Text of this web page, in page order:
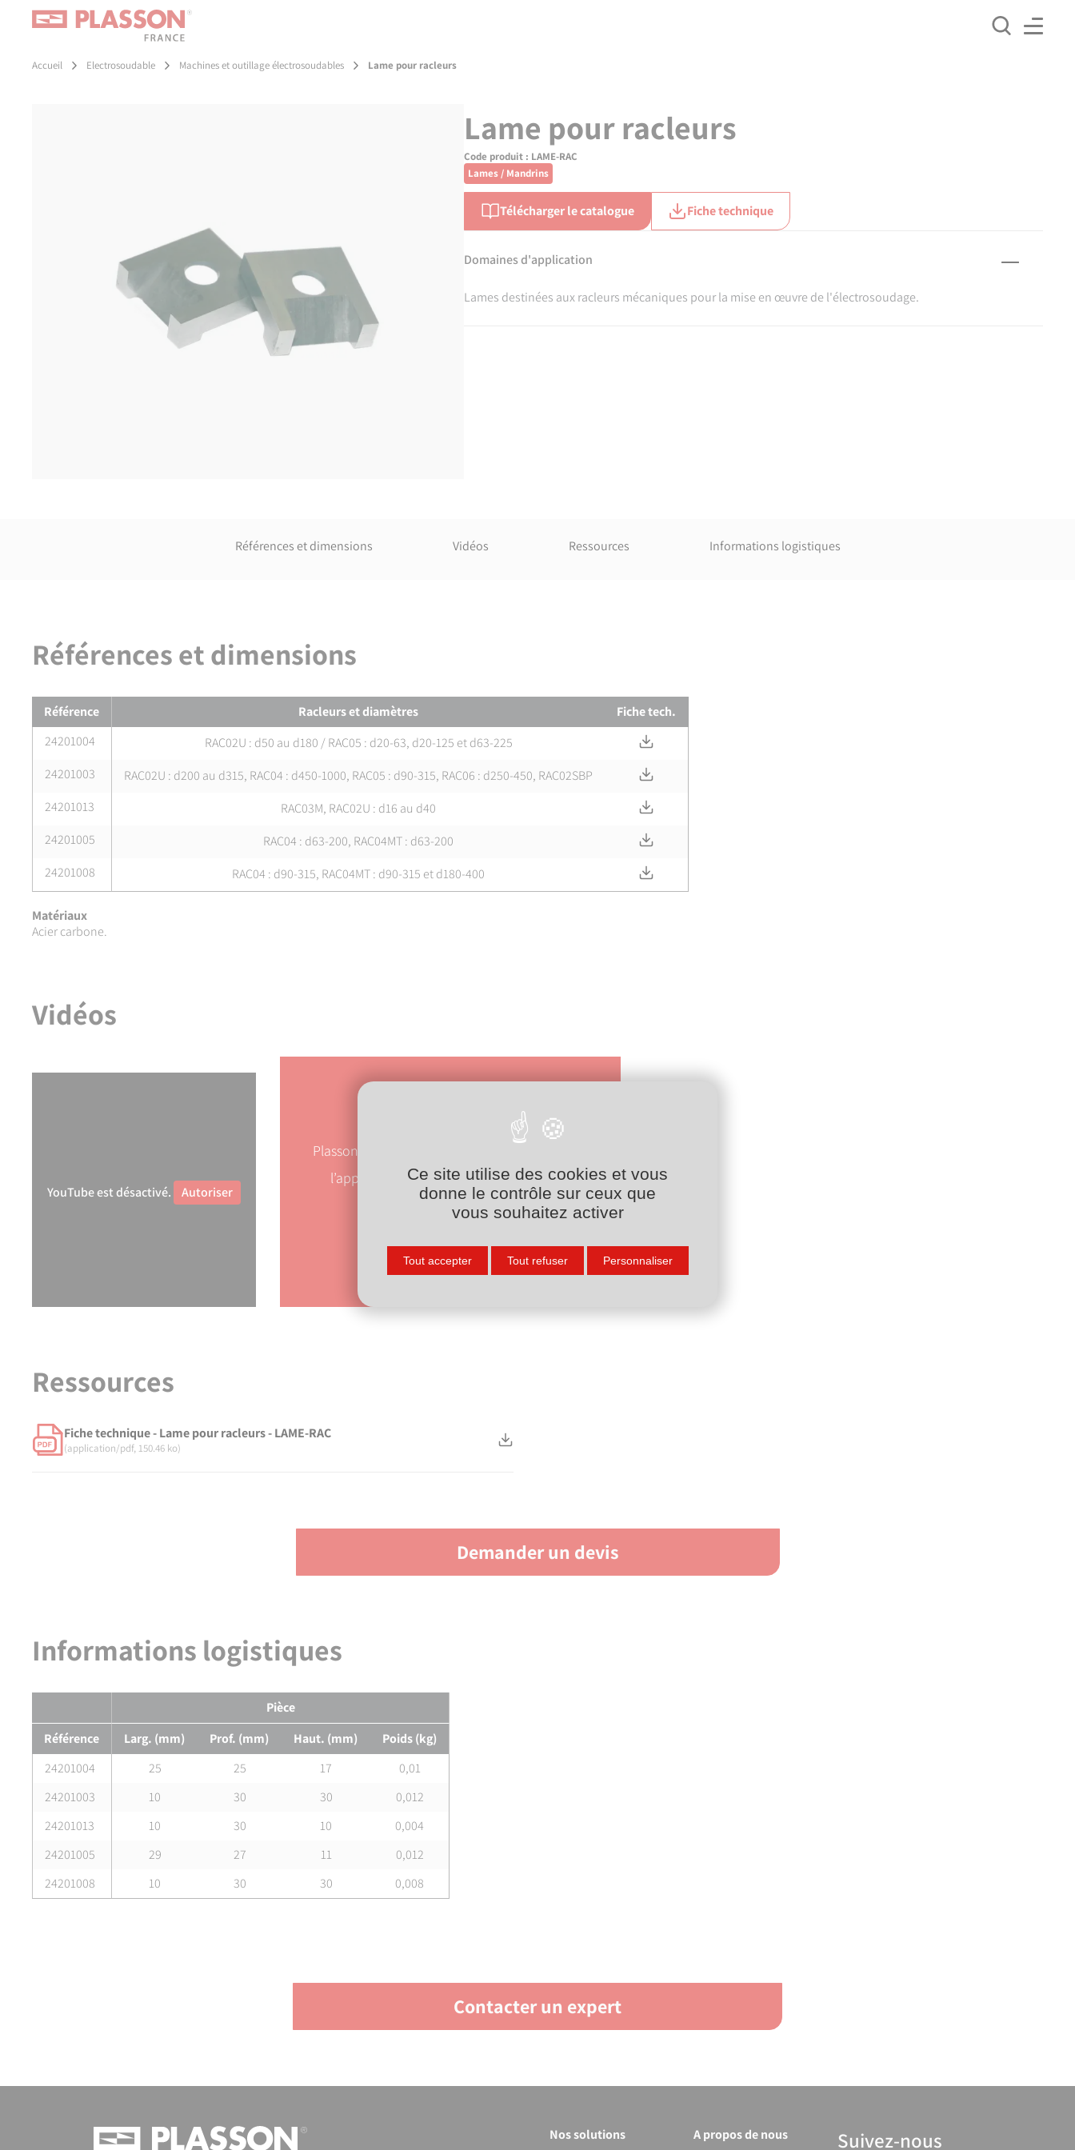
Accueil Electrosoudable Machines et outillage électrosoudables Lame pour racleurs
Lame pour racleurs
Code produit : LAME-RAC
Lames / Mandrins
Télécharger le catalogue Fiche technique
Domaines d'application
Lames destinées aux racleurs mécaniques pour la mise en œuvre de l'électrosoudage.
Références et dimensions Vidéos Ressources Informations logistiques
Références et dimensions
Références et dimensions de
Référence Racleurs et diamètres
Fiche tech.
24201004
RAC02U : d50 au d180 / RAC05 : d20-63, d20-125 et d63-225
24201003
RAC02U : d200 au d315, RAC04 : d450-1000, RAC05 : d90-315, RAC06 : d250-450, RAC02SBP
24201013
RAC03M, RAC02U : d16 au d40
24201005
RAC04 : d63-200, RAC04MT : d63-200
24201008
RAC04 : d90-315, RAC04MT : d90-315 et d180-400
Matériaux
Acier carbone.
Vidéos
YouTube est désactivé. Autoriser
Nos formations
Plasson France accompagne vos équipes dans
l’apprentissage des bonnes pratiques de
raccordement du PE.
Ressources
Fiche technique - Lame pour racleurs - LAME-RAC
(application/pdf, 150.46 ko)
Demander un devis
Informations logistiques
Pièce
Référence
Larg. (mm) Prof. (mm) Haut. (mm)
Poids (kg)
24201004
25 25 17
0,01
24201003
10 30 30
0,012
24201013
10 30 10
0,004
24201005
29 27 11
0,012
24201008
10 30 30 0,008
Contacter un expert
Nos solutions A propos de nous Suivez-nous
Ce site utilise des cookies et vous
donne le contrôle sur ceux que
vous souhaitez activer
Tout accepter Tout refuser Personnaliser